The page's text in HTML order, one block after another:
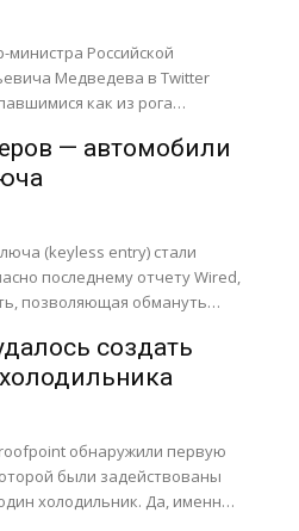
Российской
Медведева в Twitter
как из рога
— автомобили
(keyless entry) стали
последнему отчету Wired,
позволяющая обмануть
создать
обнаружили первую
были задействованы
холодильник. Да, именно